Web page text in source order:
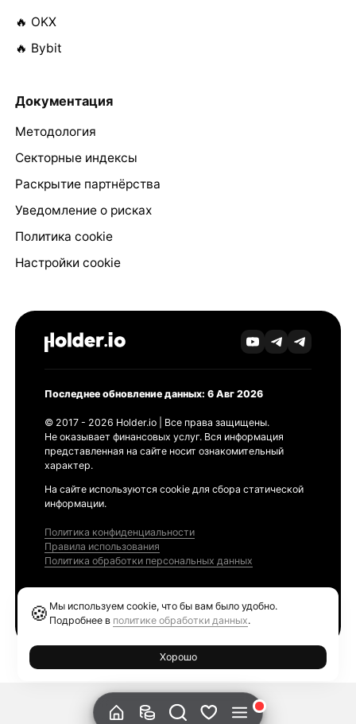
🔥 OKX
🔥 Bybit
Документация
Методология
Секторные индексы
Раскрытие партнёрства
Уведомление о рисках
Политика cookie
Настройки cookie
Последнее обновление данных: 6 Авг 2026
© 2017 - 2026 Holder.io | Все права защищены.
Не оказывает финансовых услуг. Вся информация
представленная на сайте носит ознакомительный
характер.
На сайте используются cookie для сбора статической
информации.
Политика конфиденциальности
Правила использования
Политика обработки персональных данных
🍪 Мы используем cookie, что бы вам было удобно.
Подробнее в политике обработки данных.
Хорошо
Ethereum GAS Tracker